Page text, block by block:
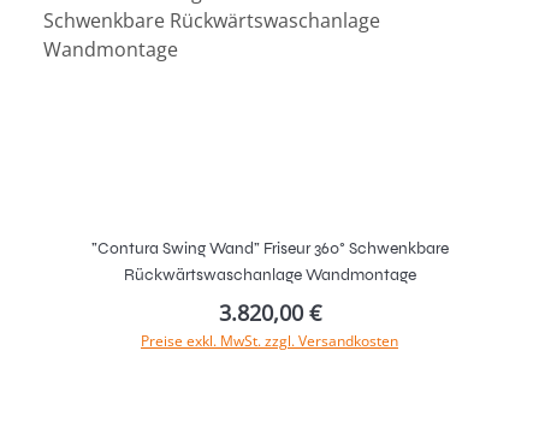
"Contura Swing Wand" Friseur 360° Schwenkbare
Rückwärtswaschanlage Wandmontage
3.820,00 €
Preise exkl. MwSt. zzgl. Versandkosten